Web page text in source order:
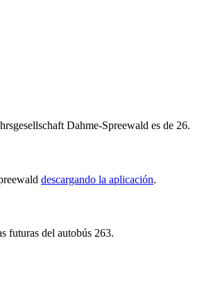
Dahme-Spreewald es de 26.
descargando la aplicación.
futuras del autobús 263.